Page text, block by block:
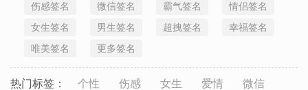
伤感签名 微信签名 霸气签名
情侣签名
女生签名
男生签名 超拽签名
幸福签名
唯美签名
更多签名
热门标签： 个性 伤感 女生 爱情 微信